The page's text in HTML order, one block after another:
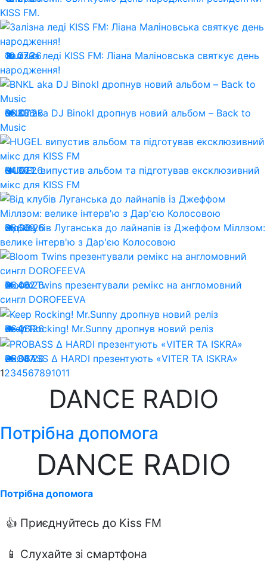
KISS FM.
10.07.26
273
Залізна леді KISS FM: Ліана Маліновська святкує день
народження!
08.07.26
336
BNKL aka DJ Binokl дропнув новий альбом – Back to
Music
04.07.26
361
HUGEL випустив альбом та підготував ексклюзивний
мікс для KISS FM
28.06.26
609
Від клубів Луганська до лайнапів із Джеффом Міллзом:
велике інтерв'ю з Дар'єю Колосовою
26.06.26
402
Bloom Twins презентували ремікс на англомовний
сингл DOROFEEVA
26.06.26
411
Keep Rocking! Mr.Sunny дропнув новий реліз
26.06.26
347
PROBASS ∆ HARDI презентують «VITER TA ISKRA»
1234567891011
DANCE RADIO
Потрібна допомога
DANCE RADIO
Потрібна допомога
👍 Приєднуйтесь до Kiss FM
📱 Слухайте зі смартфона